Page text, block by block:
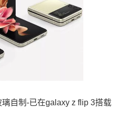
自制-已在galaxy z flip 3搭载